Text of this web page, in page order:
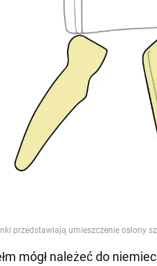
mógł należeć do